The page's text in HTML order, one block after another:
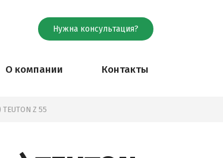
Нужна консультация?
О компании Контакты
Z 55